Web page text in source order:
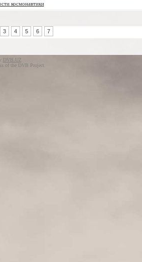
космонавтики
3 4 5 6 7
DVB.UZ
of the DVB Project.